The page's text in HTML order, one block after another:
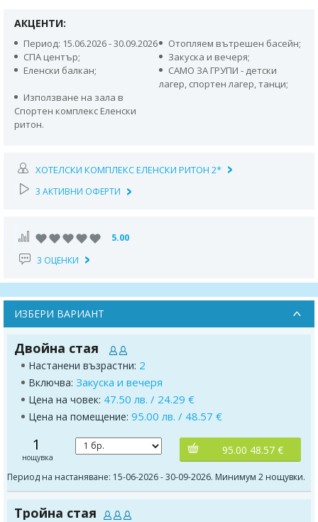
АКЦЕНТИ:
Период: 15.06.2026 - 30.09.2026
Отопляем вътрешен басейн;
СПА център;
Закуска и вечеря;
Еленски балкан;
САМО ЗА ГРУПИ - детски
лагер, спортен лагер, танци;
Използване на зала в
Спортен комплекс Еленски
ритон.
ХОТЕЛСКИ КОМПЛЕКС ЕЛЕНСКИ РИТОН 2*
3 АКТИВНИ ОФЕРТИ
5.00
3 ОЦЕНКИ
ИЗБЕРИ ВАРИАНТ
Двойна стая
Настанени възрастни: 2
Включва: Закуска и вечеря
Цена на човек: 47.50 лв. / 24.29 €
Цена на помещение: 95.00 лв. / 48.57 €
1
нощувка
95.00 48.57 €
Период на настаняване: 15-06-2026 - 30-09-2026. Минимум 2 нощувки.
Тройна стая